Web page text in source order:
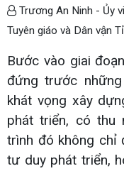
Trương An Ninh - Ủy
Tuyên giáo và Dân vận
Bước vào giai
đứng trước
khát vọng xây
phát triển, có thu
trình đó không chỉ
tư duy phát triển,